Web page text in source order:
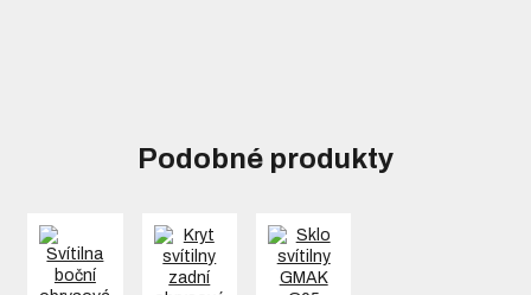
Podobné produkty